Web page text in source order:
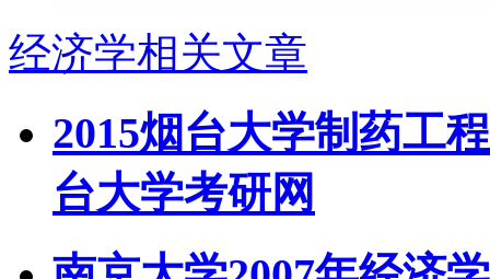
经济学相关文章
2015烟台大学制药工
台大学考研网